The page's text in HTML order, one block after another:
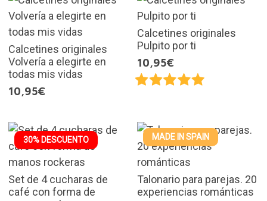
Calcetines originales
Volvería a elegirte en
todas mis vidas
10,95€
Calcetines originales
Pulpito por ti
10,95€
30% DESCUENTO
Set de 4 cucharas de
café con forma de
MADE IN SPAIN
Talonario para parejas. 20
experiencias románticas